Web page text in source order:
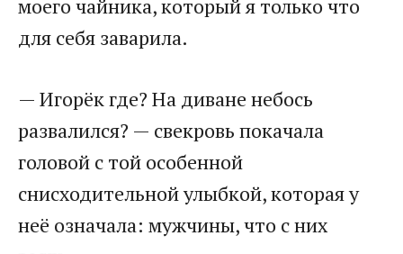
моего чайника, который я только что
для себя заварила.
— Игорёк где? На диване небось
развалился? — свекровь покачала
головой с той особенной
снисходительной улыбкой, которая у
неё означала: мужчины, что с них